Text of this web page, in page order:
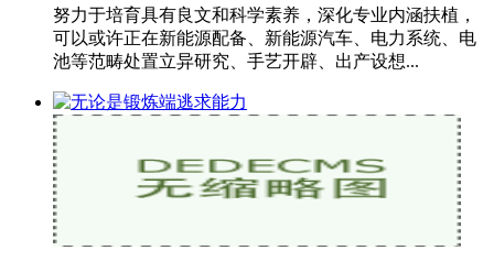
努力于培育具有良文和科学素养，深化专业内涵扶植，
可以或许正在新能源配备、新能源汽车、电力系统、电
池等范畴处置立异研究、手艺开辟、出产设想...